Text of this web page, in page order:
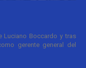
Luciano Boccardo y tras
gerente general del